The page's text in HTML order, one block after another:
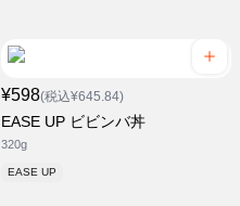
¥598(税込¥645.84)
EASE UP ビビンバ丼
320g
EASE UP